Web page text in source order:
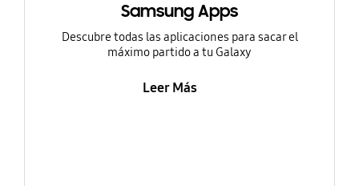
Samsung Apps
Descubre todas las aplicaciones para sacar el
máximo partido a tu Galaxy
Leer Más